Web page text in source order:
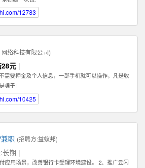
12783
络科技有限公司)
元 |
需要押金及个人信息，一部手机就可以操作，凡是收
骗子!
10425
职 (招聘方:益蚁邦)
长期 |
应用场景，改善银行卡受理环境建设。 2、推广云闪